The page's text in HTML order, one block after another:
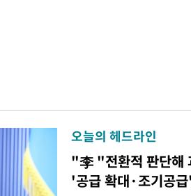
오늘의 헤드라인
"李 "전환적 판단해
'공급 확대·조기공